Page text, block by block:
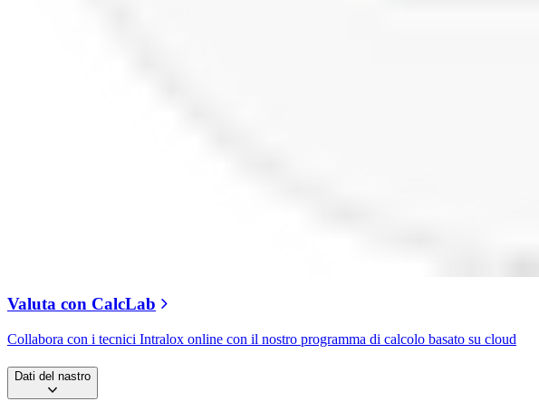
Valuta con CalcLab
Collabora con i tecnici Intralox online con il nostro programma di calcolo basato su cloud
Dati del nastro